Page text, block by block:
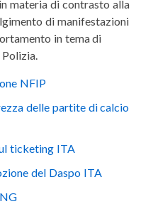
materia di contrasto alla
di manifestazioni
in tema di
NFIP
delle partite di calcio
ticketing ITA
del Daspo ITA